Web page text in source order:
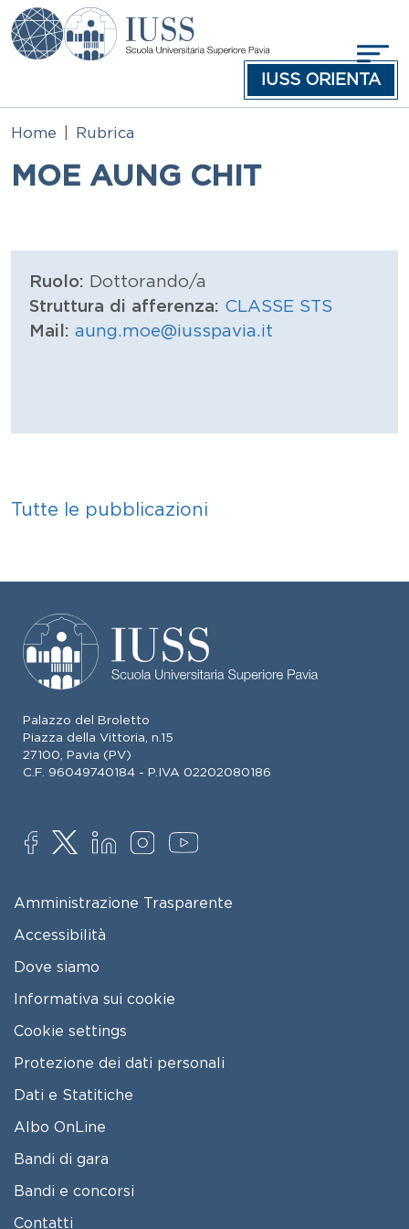
Salta al contenuto principale
IUSS ORIENTA
Home Rubrica
MOE AUNG CHIT
Ruolo: Dottorando/a
Struttura di afferenza: CLASSE STS
Mail: aung.moe@iusspavia.it
Tutte le pubblicazioni
Palazzo del Broletto
Piazza della Vittoria, n.15
27100, Pavia (PV)
C.F. 96049740184 - P.IVA 02202080186
SOCIAL
FOOTER MENU
Amministrazione Trasparente
Accessibilità
Dove siamo
Informativa sui cookie
Cookie settings
Protezione dei dati personali
Dati e Statitiche
FOOTER 2
Albo OnLine
Bandi di gara
Bandi e concorsi
Contatti